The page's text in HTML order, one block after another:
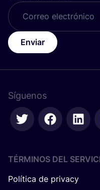
Enviar
Síguenos
TÉRMINOS DEL
Política de privacy